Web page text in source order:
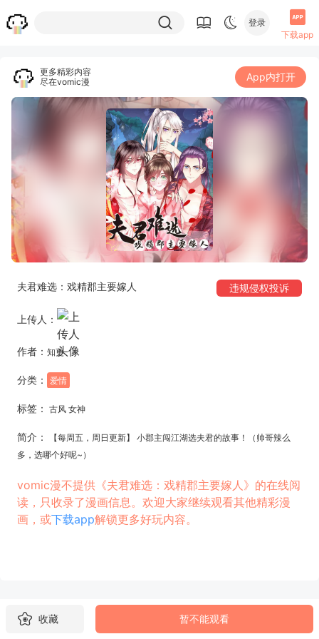
登录
下载app
更多精彩内容
尽在vomic漫
App内打开
夫君难选：戏精郡主要嫁人 违规侵权投诉
上传人：
作者： 知更
分类： 爱情
标签： 古风 女神
简介：
【每周五，周日更新】 小郡主闯江湖选夫君的故事！（帅哥辣么
多，选哪个好呢~）
vomic漫不提供《夫君难选：戏精郡主要嫁人》的在线阅
读，只收录了漫画信息。欢迎大家继续观看其他精彩漫
画，或下载app解锁更多好玩内容。
收藏 暂不能观看